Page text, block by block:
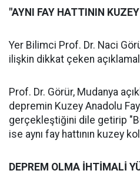
"AYNI FAY HATTININ
Yer Bilimci Prof. Dr. Naci
ilişkin dikkat çeken
Prof. Dr. Görür, Mudanya
depremin Kuzey Anadolu
gerçekleştiğini dile getirip
ise aynı fay hattının kuzey
DEPREM OLMA İHTİMALİ